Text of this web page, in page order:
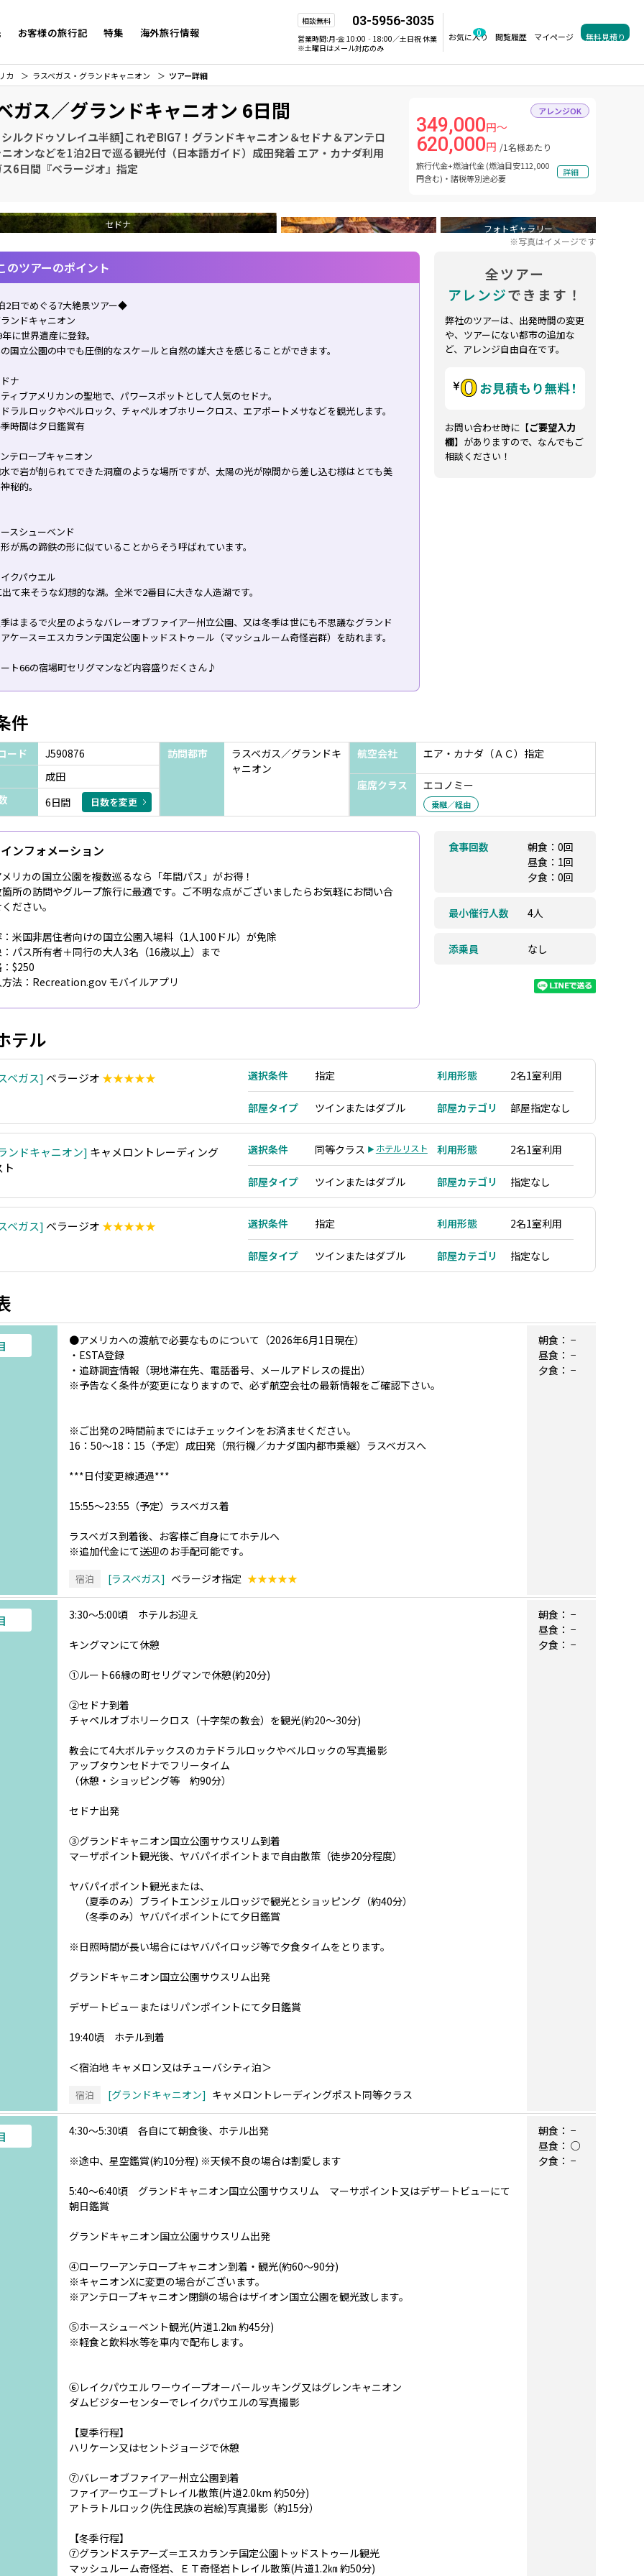
お客様の旅行記 特集 海外旅行情報
相談無料 03-5956-3035
営業時間:月-金 10:00‐18:00／土日祝 休業
※土曜日はメール対応のみ
お気に入り
0 閲覧履歴 マイページ 無料見積り
カ ラスベガス・グランドキャニオン ツアー詳細
ガス／グランドキャニオン 6日間
ルクドゥソレイユ半額]これぞBIG7！グランドキャニオン＆セドナ＆アンテロ
オンなどを1泊2日で巡る観光付（日本語ガイド）成田発着 エア・カナダ利用
6日間『ベラージオ』指定
アレンジOK
349,000円～
620,000円 /1名様あたり
旅行代金+燃油代金 (燃油目安112,000
円含む)・諸税等別途必要
詳細
セドナ
フォトギャラリー
※写真はイメージです
のツアーのポイント
2日でめぐる7大絶景ツアー◆
ンドキャニオン
に世界遺産に登録。
国立公園の中でも圧倒的なスケールと自然の雄大さを感じることができます。
ナ
ィブアメリカンの聖地で、パワースポットとして人気のセドナ。
ラルロックやベルロック、チャペルオブホリークロス、エアポートメサなどを観光します。
時間は夕日鑑賞有
テロープキャニオン
で岩が削られてできた洞窟のような場所ですが、太陽の光が隙間から差し込む様はとても美
秘的。
スシューベンド
が馬の蹄鉄の形に似ていることからそう呼ばれています。
クパウエル
出て来そうな幻想的な湖。全米で2番目に大きな人造湖です。
はまるで火星のようなバレーオブファイアー州立公園、又は冬季は世にも不思議なグランド
ケース＝エスカランテ国定公園トッドストゥール（マッシュルーム奇怪岩群）を訪れます。
ト66の宿場町セリグマンなど内容盛りだくさん♪
全ツアー
アレンジできます！
弊社のツアーは、出発時間の変更
や、ツアーにない都市の追加な
ど、アレンジ自由自在です。
お問い合わせ時に【ご要望入力
欄】がありますので、なんでもご
相談ください！
件
ード
J590876
成田
6日間 日数を変更
訪問都市
ラスベガス／グランドキ
ャニオン
航空会社 エア・カナダ（ＡＣ）指定
座席クラス エコノミー
乗継／経由
インフォメーション
リカの国立公園を複数巡るなら「年間パス」がお得！
所の訪問やグループ旅行に最適です。ご不明な点がございましたらお気軽にお問い合
ださい。
米国非居住者向けの国立公園入場料（1人100ドル）が免除
パス所有者＋同行の大人3名（16歳以上）まで
$250
法：Recreation.gov モバイルアプリ
食事回数
朝食：0回
昼食：1回
夕食：0回
最小催行人数 4人
添乗員 なし
テル
ベガス ベラージオ ★★★★★ 選択条件 指定 利用形態 2名1室利用
部屋タイプ ツインまたはダブル 部屋カテゴリ 部屋指定なし
ンドキャニオン キャメロントレーディング
ト
選択条件 同等クラス ホテルリスト 利用形態 2名1室利用
部屋タイプ ツインまたはダブル 部屋カテゴリ 指定なし
ベガス ベラージオ ★★★★★ 選択条件 指定 利用形態 2名1室利用
部屋タイプ ツインまたはダブル 部屋カテゴリ 指定なし
●アメリカへの渡航で必要なものについて（2026年6月1日現在）
・ESTA登録
・追跡調査情報（現地滞在先、電話番号、メールアドレスの提出）
※予告なく条件が変更になりますので、必ず航空会社の最新情報をご確認下さい。
※ご出発の2時間前までにはチェックインをお済ませください。
16：50～18：15（予定）成田発（飛行機／カナダ国内都市乗継）ラスベガスへ
***日付変更線通過***
15:55～23:55（予定）ラスベガス着
ラスベガス到着後、お客様ご自身にてホテルへ
※追加代金にて送迎のお手配可能です。
宿泊 ラスベガス ベラージオ指定 ★★★★★
朝食： −
昼食： −
夕食： −
3:30～5:00頃 ホテルお迎え
キングマンにて休憩
①ルート66縁の町セリグマンで休憩(約20分)
②セドナ到着
チャペルオブホリークロス（十字架の教会）を観光(約20～30分)
教会にて4大ボルテックスのカテドラルロックやベルロックの写真撮影
アップタウンセドナでフリータイム
（休憩・ショッピング等 約90分）
セドナ出発
③グランドキャニオン国立公園サウスリム到着
マーザポイント観光後、ヤバパイポイントまで自由散策（徒歩20分程度）
ヤバパイポイント観光または、
（夏季のみ）ブライトエンジェルロッジで観光とショッピング（約40分）
（冬季のみ）ヤバパイポイントにて夕日鑑賞
※日照時間が長い場合にはヤバパイロッジ等で夕食タイムをとります。
グランドキャニオン国立公園サウスリム出発
デザートビューまたはリパンポイントにて夕日鑑賞
19:40頃 ホテル到着
＜宿泊地 キャメロン又はチューバシティ泊＞
宿泊 グランドキャニオン キャメロントレーディングポスト同等クラス
朝食： −
昼食： −
夕食： −
4:30～5:30頃 各自にて朝食後、ホテル出発
※途中、星空鑑賞(約10分程) ※天候不良の場合は割愛します
5:40～6:40頃 グランドキャニオン国立公園サウスリム マーサポイント又はデザートビューにて
朝日鑑賞
グランドキャニオン国立公園サウスリム出発
④ローワーアンテロープキャニオン到着・観光(約60～90分)
※キャニオンXに変更の場合がございます。
※アンテロープキャニオン閉鎖の場合はザイオン国立公園を観光致します。
⑤ホースシューベント観光(片道1.2㎞ 約45分)
※軽食と飲料水等を車内で配布します。
⑥レイクパウエル ワーウイープオーバールッキング又はグレンキャニオン
ダムビジターセンターでレイクパウエルの写真撮影
【夏季行程】
ハリケーン又はセントジョージで休憩
⑦バレーオブファイアー州立公園到着
ファイアーウエーブトレイル散策(片道2.0km 約50分)
アトラトルロック(先住民族の岩絵)写真撮影（約15分）
【冬季行程】
⑦グランドステアーズ＝エスカランテ国定公園トッドストゥール観光
マッシュルーム奇怪岩、ＥＴ奇怪岩トレイル散策(片道1.2㎞ 約50分)
朝食： −
昼食： ○
夕食： −